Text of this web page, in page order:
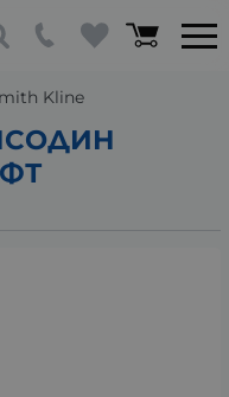
Kline